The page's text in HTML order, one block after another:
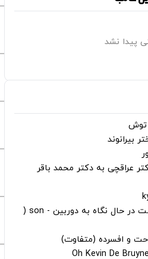
پیدا نشد
‌توش
بیرانوند
عراقچی به دکتر محمد باقر
دانلود قالب مرد سیاه پوست در حال نگاه به دوربین - son (
و افسرده (متفاوت)